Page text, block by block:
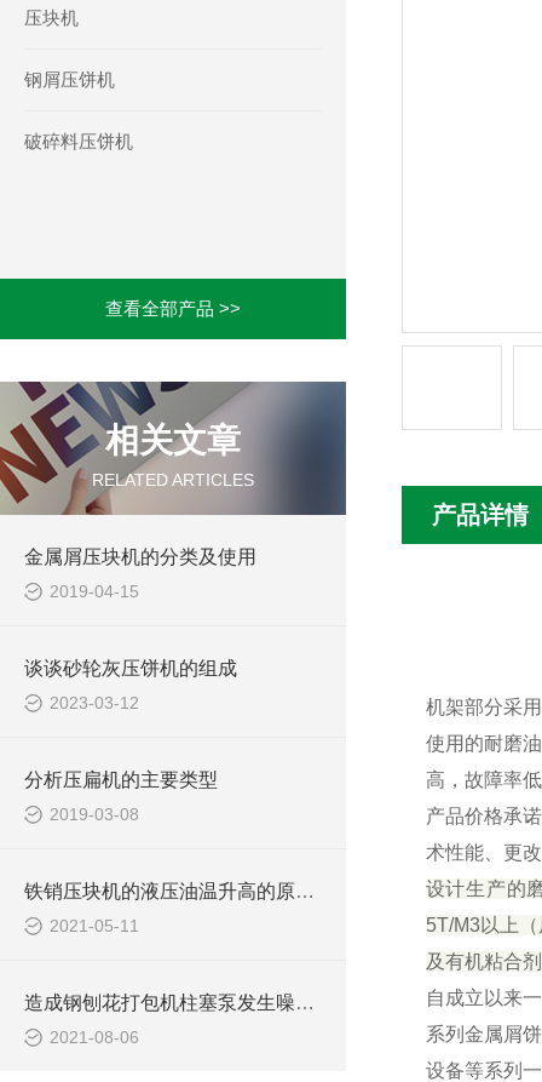
压块机
钢屑压饼机
破碎料压饼机
查看全部产品 >>
相关文章
RELATED ARTICLES
金属屑压块机的分类及使用
2019-04-15
谈谈砂轮灰压饼机的组成
2023-03-12
分析压扁机的主要类型
2019-03-08
铁销压块机的液压油温升高的原因有哪些？
2021-05-11
造成钢刨花打包机柱塞泵发生噪声的原因是什么？
2021-08-06
产品详情
机架部分采
使用的耐磨
高，故障率
产品价格承
术性能、更
设计生产的
5T/M3以上
及有机粘合
自成立以来
系列金属屑
设备等系列